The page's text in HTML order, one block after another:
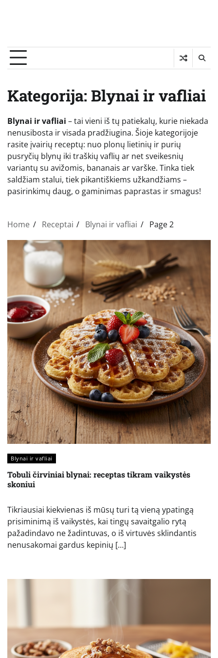
Kategorija: Blynai ir vafliai
Blynai ir vafliai – tai vieni iš tų patiekalų, kurie niekada
nenusibosta ir visada pradžiugina. Šioje kategorijoje
rasite įvairių receptų: nuo plonų lietinių ir purių
pusryčių blynų iki traškių vaflių ar net sveikesnių
variantų su avižomis, bananais ar varške. Tinka tiek
saldžiam stalui, tiek pikantiškiems užkandžiams –
pasirinkimų daug, o gaminimas paprastas ir smagus!
Home Receptai Blynai ir vafliai Page 2
Blynai ir vafliai
Tobuli čirviniai blynai: receptas tikram vaikystės
skoniui
Tikriausiai kiekvienas iš mūsų turi tą vieną ypatingą
prisiminimą iš vaikystės, kai tingų savaitgalio rytą
pažadindavo ne žadintuvas, o iš virtuvės sklindantis
nenusakomai gardus kepinių […]